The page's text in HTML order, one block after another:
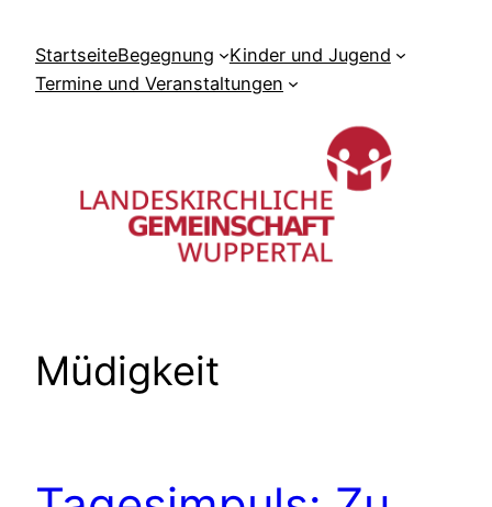
Inhalt
springen
StartseiteBegegnung
Kinder und Jugend
Termine und Veranstaltungen
Müdigkeit